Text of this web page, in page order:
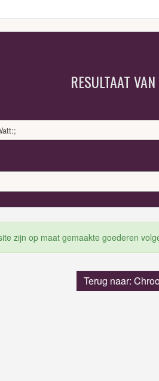
RESULTAAT
zijn op maat gemaakte goederen
Terug naar: